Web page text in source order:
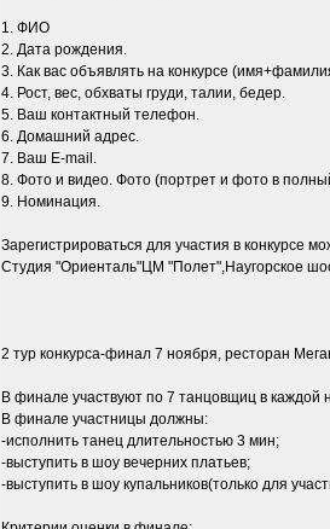
1. ФИО
2. Дата рождения.
3. Как вас объявлять на конкурсе
4. Рост, вес, обхваты груди, талии, бедер.
5. Ваш контактный телефон.
6. Домашний адрес.
7. Ваш E-mail.
8. Фото и видео. Фото (портрет и фото в
9. Номинация.
Зарегистрироваться для участия в конкурсе
Студия "Ориенталь"ЦМ "Полет",Наугорское
2 тур конкурса-финал 7 ноября, ресторан
В финале участвуют по 7 танцовщиц в каждой
В финале участницы должны:
-исполнить танец длительностью 3 мин;
-выступить в шоу вечерних платьев;
-выступить в шоу купальников(только для